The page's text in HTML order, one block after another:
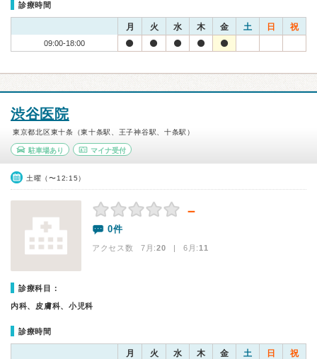
診療時間
月 火 水 木 金 土 日 祝
09:00-18:00
渋谷医院
東京都北区東十条（東十条駅、王子神谷駅、十条駅）
駐車場あり マイナ受付
土曜（〜12:15）
－
0件
アクセス数 7月:20 | 6月:11
診療科目：
内科、皮膚科、小児科
診療時間
月 火 水 木 金 土 日 祝